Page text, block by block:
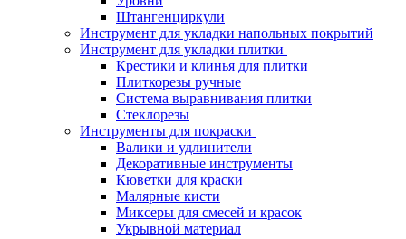
Штангенциркули
Инструмент для укладки напольных покрытий
Инструмент для укладки плитки
Крестики и клинья для плитки
Плиткорезы ручные
Система выравнивания плитки
Стеклорезы
Инструменты для покраски
Валики и удлинители
Декоративные инструменты
Кюветки для краски
Малярные кисти
Миксеры для смесей и красок
Укрывной материал